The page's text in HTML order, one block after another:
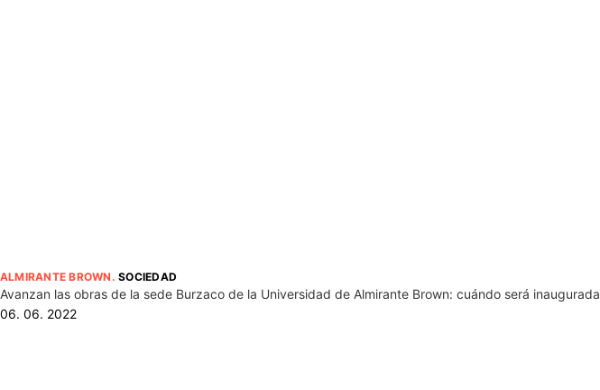
ALMIRANTE BROWN .SOCIEDAD
Avanzan las obras de la sede Burzaco de la Universidad de Almirante Brown: cuándo será inaugurada
06. 06. 2022